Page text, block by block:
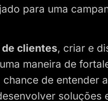
para uma
clientes, criar e
maneira de
de entender
soluções